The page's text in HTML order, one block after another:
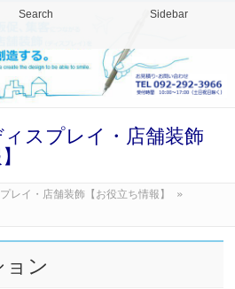
Search Sidebar
スプレイ・店舗装飾
レイ・店舗装飾【お役立ち情報】
»
ョン